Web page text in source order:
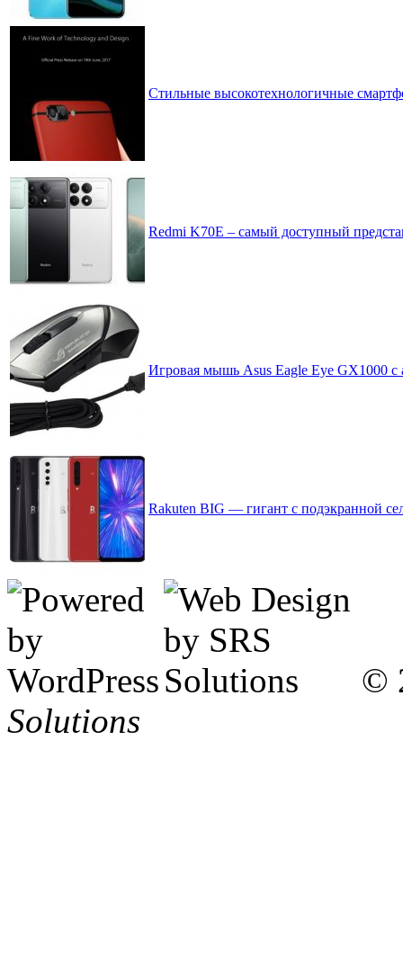
Стильные высокотехнологичные
Redmi K70E – самый доступный
Игровая мышь Asus Eagle Eye GX1000
Rakuten BIG — гигант с подэкранной
©
Solutions